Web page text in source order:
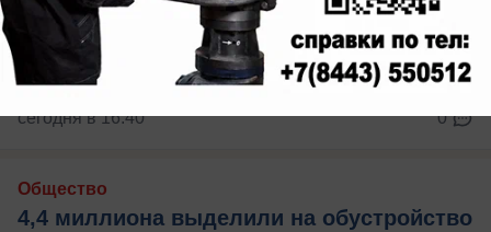
сегодня в 16:40 0
Общество
4,4 миллиона выделили на обустройство